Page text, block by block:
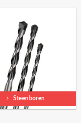
Steenboren